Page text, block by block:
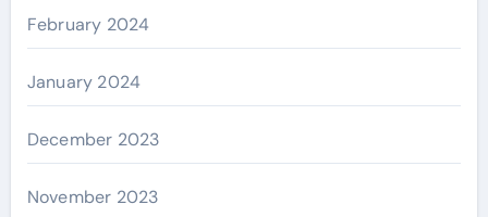
February 2024
January 2024
December 2023
November 2023